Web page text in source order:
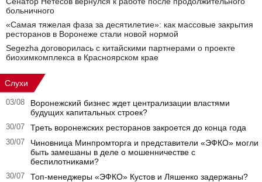
больничного
«Самая тяжелая фаза за десятилетие»: как массовые закрытия
ресторанов в Воронеже стали новой нормой
Segezha договорилась с китайскими партнерами о проекте
биохимкомплекса в Красноярском крае
Слухи
03/08
Воронежский бизнес ждет централизации властями
будущих капитальных строек?
30/07 Треть воронежских ресторанов закроется до конца года
30/07
Чиновница Минпромторга и представители «ЭФКО» могли
быть замешаны в деле о мошенничестве с
беспилотниками?
30/07 Топ-менеджеры «ЭФКО» Кустов и Ляшенко задержаны?